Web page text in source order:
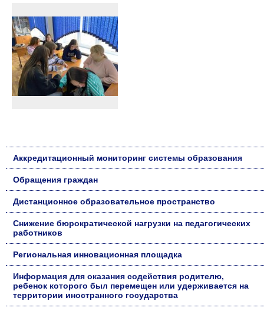
Аккредитационный мониторинг системы образования
Обращения граждан
Дистанционное образовательное пространство
Снижение бюрократической нагрузки на педагогических
работников
Региональная инновационная площадка
Информация для оказания содействия родителю,
ребенок которого был перемещен или удерживается на
территории иностранного государства